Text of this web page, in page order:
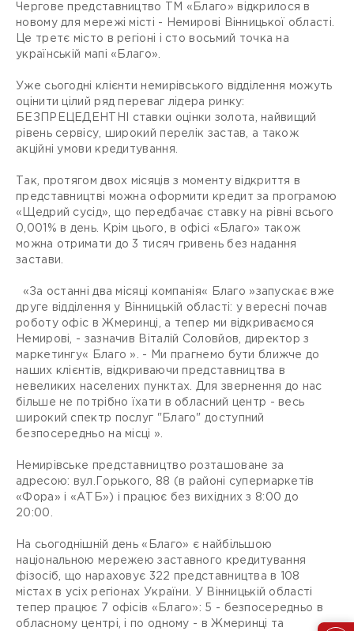
Чергове представництво ТМ «Благо» відкрилося в
новому для мережі місті - Немирові Вінницької області.
Це третє місто в регіоні і сто восьмий точка на
українській мапі «Благо».
Уже сьогодні клієнти немирівського відділення можуть
оцінити цілий ряд переваг лідера ринку:
БЕЗПРЕЦЕДЕНТНІ ставки оцінки золота, найвищий
рівень сервісу, широкий перелік застав, а також
акційні умови кредитування.
Так, протягом двох місяців з моменту відкриття в
представництві можна оформити кредит за програмою
«Щедрий сусід», що передбачає ставку на рівні всього
0,001% в день. Крім цього, в офісі «Благо» також
можна отримати до 3 тисяч гривень без надання
застави.
«За останні два місяці компанія« Благо »запускає вже
друге відділення у Вінницькій області: у вересні почав
роботу офіс в Жмеринці, а тепер ми відкриваємося
Немирові, - зазначив Віталій Соловйов, директор з
маркетингу« Благо ». - Ми прагнемо бути ближче до
наших клієнтів, відкриваючи представництва в
невеликих населених пунктах. Для звернення до нас
більше не потрібно їхати в обласний центр - весь
широкий спектр послуг "Благо" доступний
безпосередньо на місці ».
Немирівське представництво розташоване за
адресою: вул.Горького, 88 (в районі супермаркетів
«Фора» і «АТБ») і працює без вихідних з 8:00 до
20:00.
На сьогоднішній день «Благо» є найбільшою
національною мережею заставного кредитування
фізосіб, що нараховує 322 представництва в 108
містах в усіх регіонах України. У Вінницькій області
тепер працює 7 офісів «Благо»: 5 - безпосередньо в
обласному центрі, і по одному - в Жмеринці та